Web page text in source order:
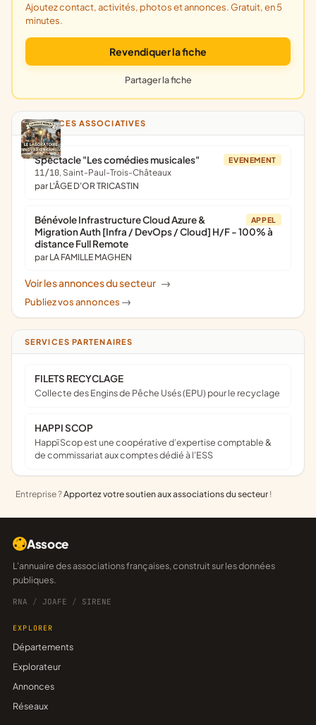
Ajoutez contact, activités, photos et annonces. Gratuit, en 5
minutes.
Revendiquer la fiche
Partager la fiche
ANNONCES ASSOCIATIVES
EVENEMENT
Spectacle "Les comédies musicales"
11/10, Saint-Paul-Trois-Châteaux
par L'ÂGE D'OR TRICASTIN
APPEL
Bénévole Infrastructure Cloud Azure &
Migration Auth [Infra / DevOps / Cloud] H/F - 100% à
distance Full Remote
par LA FAMILLE MAGHEN
Voir les annonces du secteur ->
Publiez vos annonces ->
SERVICES PARTENAIRES
FILETS RECYCLAGE
Collecte des Engins de Pêche Usés (EPU) pour le recyclage
HAPPI SCOP
Happï Scop est une coopérative d’expertise comptable &
de commissariat aux comptes dédié à l'ESS
Entreprise ?Apportez votre soutien aux associations du secteur !
Assoce
L'annuaire des associations françaises, construit sur les données
publiques.
RNA / JOAFE / SIRENE
EXPLORER
Départements
Explorateur
Annonces
Réseaux